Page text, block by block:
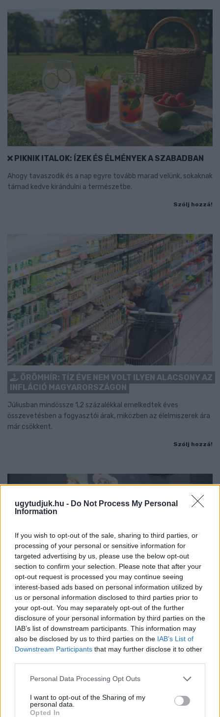
ugytudjuk.hu - Do Not Process My Personal
Information
If you wish to opt-out of the sale, sharing to third parties, or
processing of your personal or sensitive information for
targeted advertising by us, please use the below opt-out
section to confirm your selection. Please note that after your
opt-out request is processed you may continue seeing
interest-based ads based on personal information utilized by
us or personal information disclosed to third parties prior to
your opt-out. You may separately opt-out of the further
disclosure of your personal information by third parties on the
IAB’s list of downstream participants. This information may
also be disclosed by us to third parties on the IAB’s List of
Downstream Participants that may further disclose it to other
Please note that this website/app uses one or more Google
not limited to your visit or usage behaviour. You may click to
grant or deny consent to Google and its third-party tags to
Personal Data Processing Opt Outs
I want to opt-out of the Sharing of my
personal data.
Opted In
PIKNIK ITALOK: ÍZEK ÉS ÉLMÉNYEK A SZABADBAN
Ahogy tavaszodik és a nap egyre tovább marad velünk, sokaknak
támad kedve kirándulni a természetbe.
Szólj hozzá!
ÖRÖMHÍR: TÍZ ÉVE NEM VOLT ILYEN ALACSONY AZ
INFLÁCIÓ MAGYARORSZÁGON
Júliusban mindössze 1,2 százalékkal emelkedtek éves
összevetésben a fogyasztói árak, miközben az élelmiszerek ára
már csökkent.
Szólj hozzá!
A BAROKK ÖSSZES ÁRNYALATA ÉS MÉG EGY SOR
KIVÁLÓ PROGRAM VÁR MINDENKIT EZEN A HÉTVÉGÉN
GYŐRBEN
Szólj hozzá!